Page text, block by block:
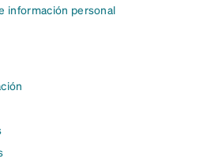
información personal